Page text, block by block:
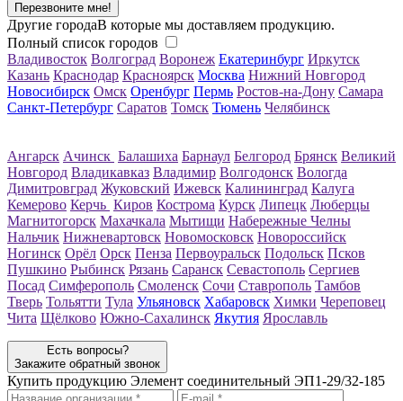
Перезвоните мне!
Другие городаВ которые мы доставляем продукцию.
Полный список городов
Владивосток Волгоград Воронеж Екатеринбург Иркутск
Казань Краснодар Красноярск Москва Нижний Новгород
Новосибирск Омск Оренбург Пермь Ростов-на-Дону Самара
Санкт-Петербург Саратов Томск Тюмень Челябинск
Ангарск Ачинск Балашиха Барнаул Белгород Брянск Великий
Новгород Владикавказ Владимир Волгодонск Вологда
Димитровград Жуковский Ижевск Калининград Калуга
Кемерово Керчь Киров Кострома Курск Липецк Люберцы
Магнитогорск Махачкала Мытищи Набережные Челны
Нальчик Нижневартовск Новомосковск Новороссийск
Ногинск Орёл Орск Пенза Первоуральск Подольск Псков
Пушкино Рыбинск Рязань Саранск Севастополь Сергиев
Посад Симферополь Смоленск Сочи Ставрополь Тамбов
Тверь Тольятти Тула Ульяновск Хабаровск Химки Череповец
Чита Щёлково Южно-Сахалинск Якутия Ярославль
Есть вопросы?
Закажите обратный звонок
Купить продукцию Элемент соединительный ЭП1-29/32-185